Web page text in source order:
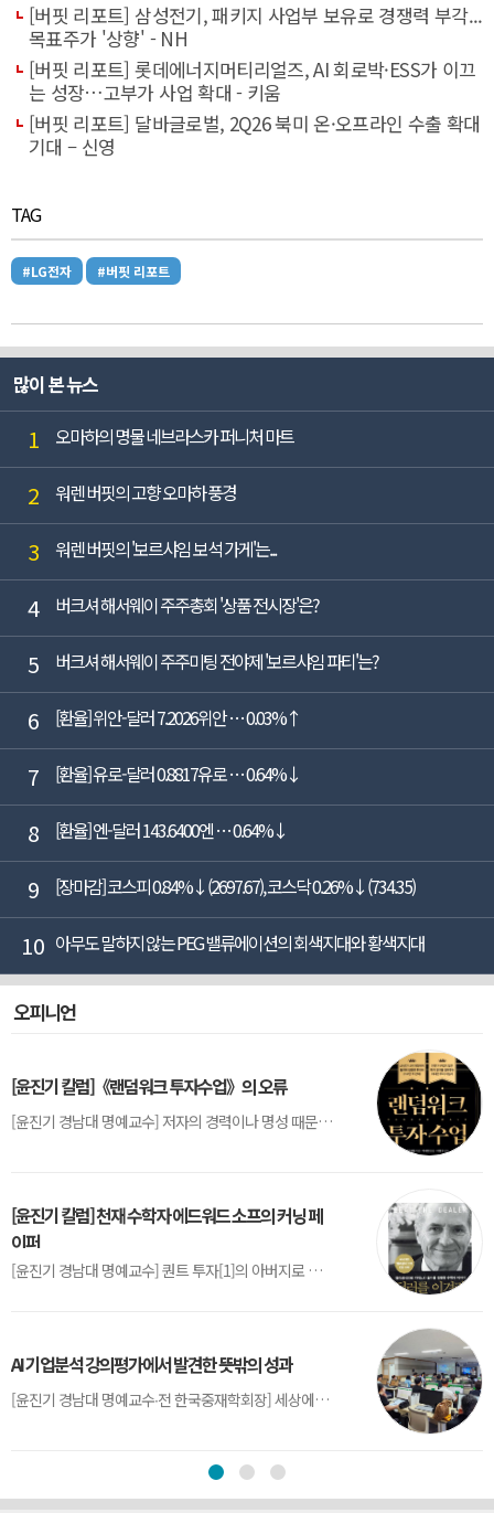
[버핏 리포트] 삼성전기, 패키지 사업부 보유로 경쟁력 부각...
목표주가 '상향' - NH
[버핏 리포트] 롯데에너지머티리얼즈, AI 회로박·ESS가 이끄
는 성장…고부가 사업 확대 - 키움
[버핏 리포트] 달바글로벌, 2Q26 북미 온·오프라인 수출 확대
기대 – 신영
TAG
#LG전자 #버핏 리포트
많이 본 뉴스
1 오마하의 명물 네브라스카 퍼니처 마트
2 워렌 버핏의 고향 오마하 풍경
3 워렌 버핏의 '보르샤임 보석 가게'는...
4 버크셔 해서웨이 주주총회 '상품 전시장'은?
5 버크셔 해서웨이 주주미팅 전야제 '보르샤임 파티'는?
6 [환율] 위안-달러 7.2026위안 … 0.03%↑
7 [환율] 유로-달러 0.8817유로 … 0.64%↓
8 [환율] 엔-달러 143.6400엔 … 0.64%↓
9 [장마감] 코스피 0.84%↓(2697.67), 코스닥 0.26%↓(734.35)
10 아무도 말하지 않는 PEG 밸류에이션의 회색지대와 황색지대
오피니언
[윤진기 칼럼]《랜덤워크 투자수업》의 오류
[윤진기 경남대 명예교수] 저자의 경력이나 명성 때문인지 2020년에 번역 출판된 《랜덤워크 투자수업》(A Random Walk Down Wall Street) 12판은 표지부터가 거창하다. ‘45년간 12번 개정하며 철저히 검증한 투자서’, ‘전문가 부럽지 않은 투자 감각을 길러주는 위대한 투자지침서’ 라는 은빛 광고문구로 독자를 유혹한다.[1] 출판 50주...
[윤진기 칼럼] 천재 수학자 에드워드 소프의 커닝 페
이퍼
[윤진기 경남대 명예교수] 퀀트 투자[1]의 아버지로 불리는 에드워드 소프(Edward O. Thorp)는 수학계에서 천재로 알려진 인물이다. 그는 수학자이지만, 투자 업계에도 여러 가지 흥미로운 일화를 남겼다.수학을 이용하여 카지노를 이길 수 있는지가 궁금했던 그는 동료 교수가 소개해 준 블랙잭(Blackjack) 전략의 핵심을 손바닥 크기의 종이에 요...
AI 기업분석 강의평가에서 발견한 뜻밖의 성과
[윤진기 경남대 명예교수∙전 한국중재학회장] 세상에는 우연처럼 보이지만 인류의 진보를 이끌어낸 사건들이 있다. 영국의 알렉산더 플레밍(Alexander Fleming)이 곰팡이 핀 페트리 접시(Petri dish)를 버리지 않고[1] 관찰해 페니실린을 발견한 것은 그 대표적 사례다. 무심히 지나쳤다면 결코 없었을 혁신이었다.지난 7월 5일, 필자가 개발한 기업...